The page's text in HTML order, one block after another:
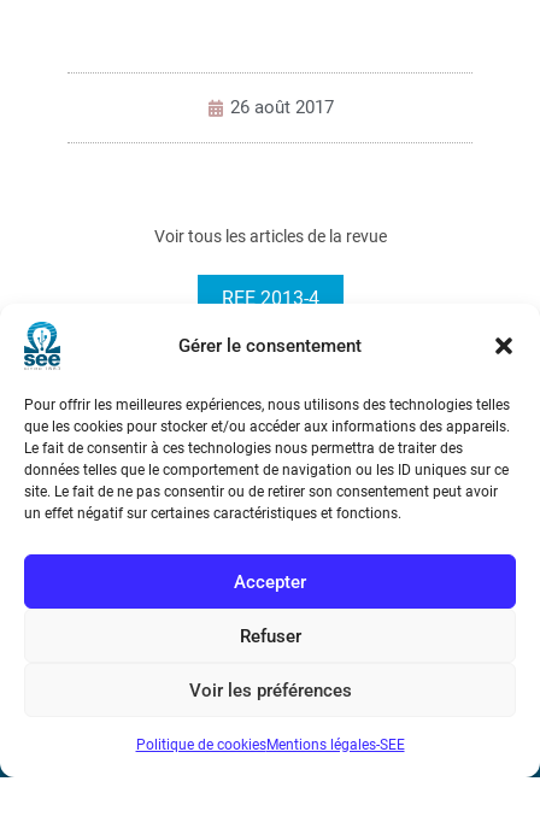
Gérer le consentement
Pour offrir les meilleures expériences, nous utilisons des technologies telles
que les cookies pour stocker et/ou accéder aux informations des appareils.
Le fait de consentir à ces technologies nous permettra de traiter des
données telles que le comportement de navigation ou les ID uniques sur ce
site. Le fait de ne pas consentir ou de retirer son consentement peut avoir
un effet négatif sur certaines caractéristiques et fonctions.
Accepter
Refuser
Voir les préférences
Politique de cookiesMentions légales-SEE
26 août 2017
Voir tous les articles de la revue
REE 2013-4
Société de l’Electricité, de l’Electronique et des Technologies
75116 Paris
Téléphone : (+33) 1 56 90 37 17
N° de SIREN : 785 393 232, Code APE : 9412Z TVA intra-